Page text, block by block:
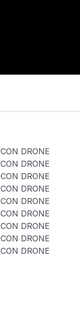
DRONE
DRONE
DRONE
DRONE
DRONE
DRONE
DRONE
DRONE
DRONE